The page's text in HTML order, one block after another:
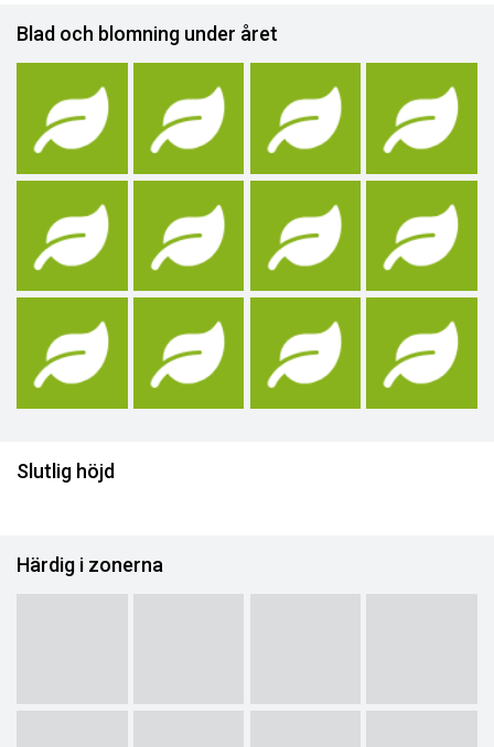
Blad och blomning under året
Slutlig höjd
Härdig i zonerna